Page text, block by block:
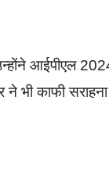
आईपीएल
काफी